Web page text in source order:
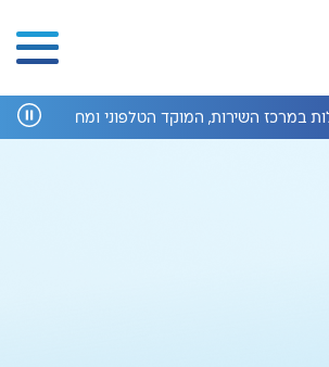
השירות, המוקד הטלפוני ומחלקת הנדסה בחופשת